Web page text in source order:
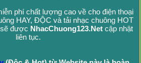
phí chất lượng cao về cho điện thoại
HAY, ĐỘC và tải nhạc chuông HOT
được NhacChuong123.Netcập nhật
liên tục.